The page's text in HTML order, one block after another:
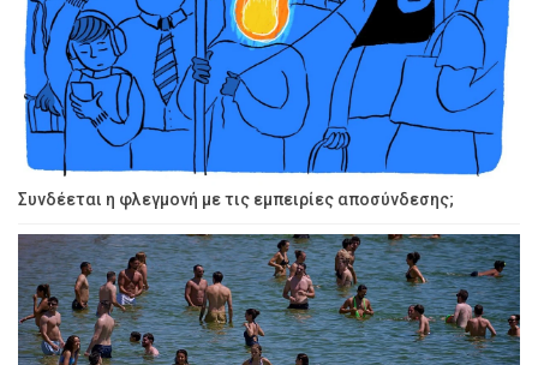
Συνδέεται η φλεγμονή με τις εμπειρίες αποσύνδεσης;